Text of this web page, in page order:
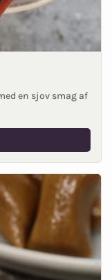
en sjov smag af